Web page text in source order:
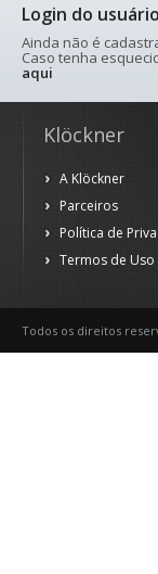
Login do usuário
Ainda não é
Caso tenha
aqui
Klöckner
A Klöckner
Parceiros
Política de
Termos de Uso
Todos os direitos